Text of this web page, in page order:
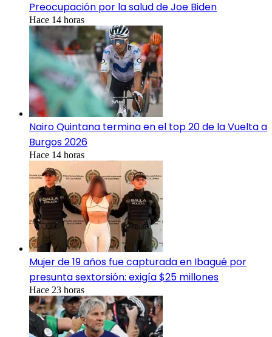
Preocupación por la salud de Joe Biden
Hace 14 horas
Nairo Quintana termina en el top 20 de la Vuelta a
Burgos 2026
Hace 14 horas
Mujer de 19 años fue capturada en Ibagué por
presunta sextorsión: exigía $25 millones
Hace 23 horas